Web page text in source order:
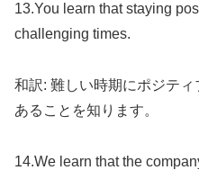
13.You learn that staying
challenging times.
和訳: 難しい時期にポジテ
あることを知ります。
14.We learn that the